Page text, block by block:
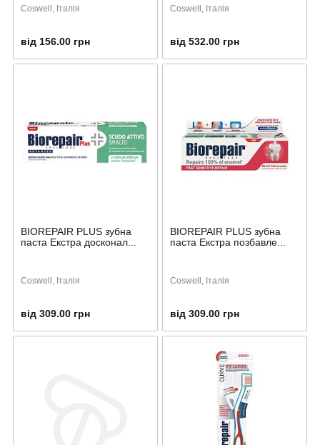
Coswell, Італія
від 156.00 грн
Coswell, Італія
від 532.00 грн
BIOREPAIR PLUS зубна
паста Екстра досконал...
Coswell, Італія
від 309.00 грн
BIOREPAIR PLUS зубна
паста Екстра позбавле...
Coswell, Італія
від 309.00 грн